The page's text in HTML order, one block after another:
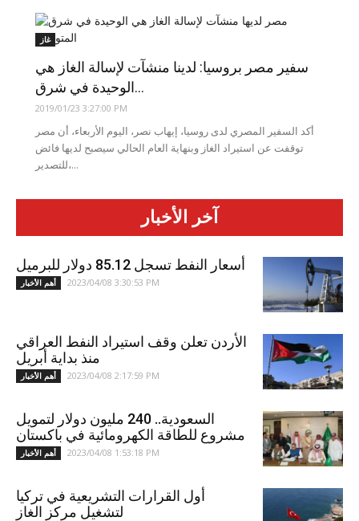
غاز
سفير مصر بروسيا: لدينا منشآت لإسالة الغاز هي
الوحيدة في شرق...
2019/01/23 3:27:00 PM
أكد السفير المصري لدى روسيا، إيهاب نصر، اليوم الأربعاء، أن مصر
توقفت عن استيراد الغاز وبنهاية العام الحالي سيصبح لديها فائض
للتصدير،...
آخر الأخبار
أسعار النفط تسجل 85.12 دولار للبرميل
أهم الأخبار 2023/04/08 3:30:53 PM
الأردن تعلن وقف استيراد النفط العراقي
منذ بداية أبريل
أهم الأخبار 2023/04/08 2:17:59 PM
السعودية.. 240 مليون دولار لتمويل
مشروع للطاقة الكهرومائية في باكستان
أهم الأخبار 2023/04/08 1:53:18 PM
أول القرارات التشريعية في تركيا
لتشغيل مركز الغاز